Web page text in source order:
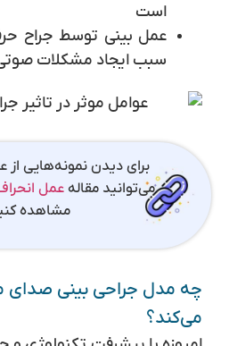
است
عمل بینی توسط جراح
سبب ایجاد مشکلات
برای دیدن نمونه‌هایی از
می‌توانید مقالهعمل
مشاهده
چه مدل جراحی بینی صدای
می‌کند؟